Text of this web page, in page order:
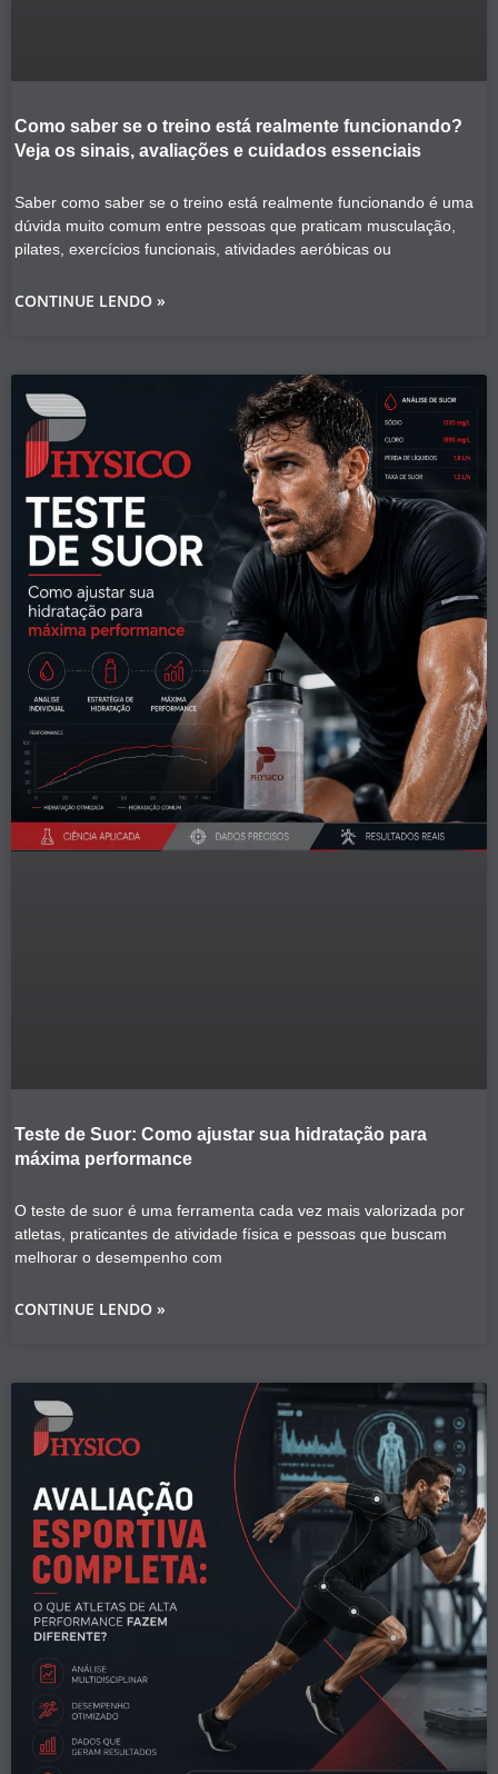
Como saber se o treino está realmente funcionando?
Veja os sinais, avaliações e cuidados essenciais
Saber como saber se o treino está realmente funcionando é uma
dúvida muito comum entre pessoas que praticam musculação,
pilates, exercícios funcionais, atividades aeróbicas ou
CONTINUE LENDO »
Teste de Suor: Como ajustar sua hidratação para
máxima performance
O teste de suor é uma ferramenta cada vez mais valorizada por
atletas, praticantes de atividade física e pessoas que buscam
melhorar o desempenho com
CONTINUE LENDO »